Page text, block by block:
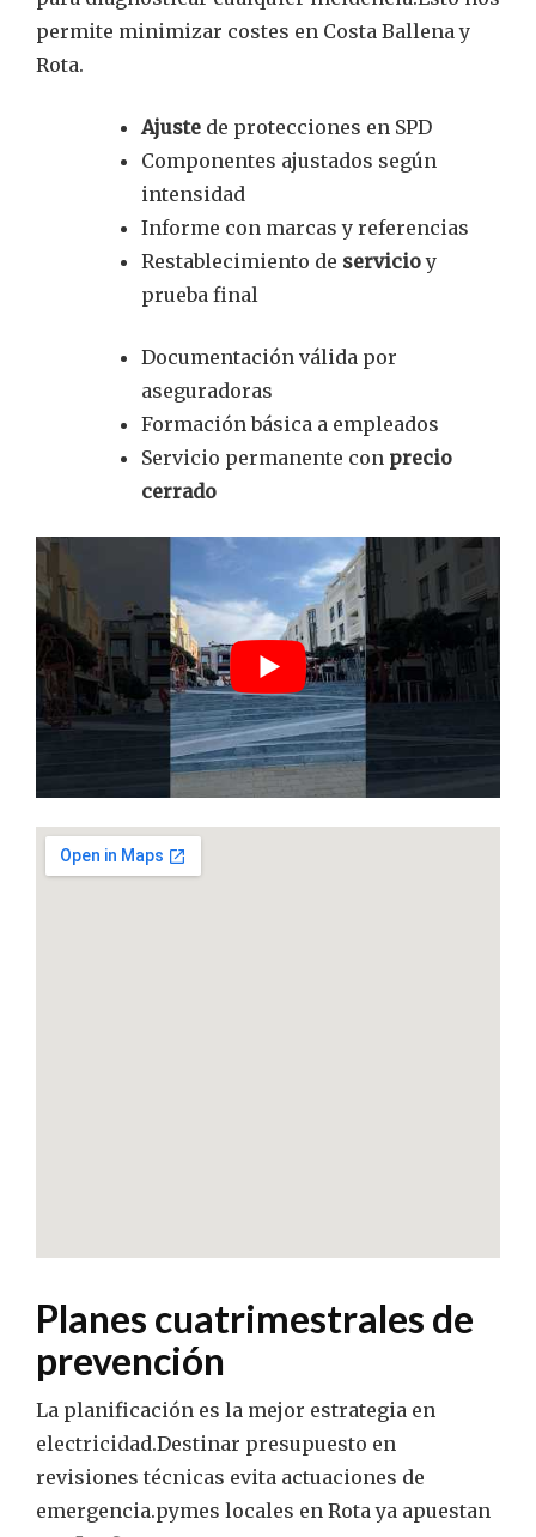
permite minimizar costes en Costa Ballena y
Rota.
Ajuste de protecciones en SPD
Componentes ajustados según
intensidad
Informe con marcas y referencias
Restablecimiento de servicioy
prueba final
Documentación válida por
aseguradoras
Formación básica a empleados
Servicio permanente con precio
cerrado
Planes cuatrimestrales de
prevención
La planificación es la mejor estrategia en
electricidad.Destinar presupuesto en
revisiones técnicas evita actuaciones de
emergencia.pymes locales en Rota ya apuestan